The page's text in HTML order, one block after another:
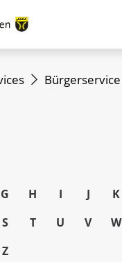
Bürgerservice
G H I J
K
S T U V
W
Z